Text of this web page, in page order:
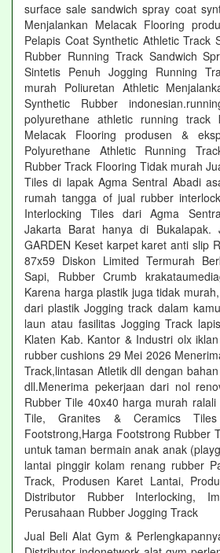
surface sale sandwich spray coat
Menjalankan Melacak Flooring
Pelapis Coat Synthetic Athletic Track
Rubber Running Track Sandwich
Sintetis Penuh Jogging Running
murah Poliuretan Athletic
Synthetic Rubber
polyurethane athletic running track
Melacak Flooring produsen &
Polyurethane Athletic Running
Rubber Track Flooring Tidak murah
Tiles di lapak Agma Sentral Abadi
rumah tangga of jual rubber
Interlocking Tiles dari Agma
Jakarta Barat hanya di Bukalapak.
GARDEN Keset karpet karet anti slip
87x59 Diskon Limited Termurah
Sapi, Rubber Crumb
Karena harga plastik juga tidak
dari plastik Jogging track dalam
laun atau fasilitas Jogging Track
Klaten Kab. Kantor & Industri olx
rubber cushions 29 Mei 2026
Track,lintasan Atletik dll dengan
dll.Menerima pekerjaan dari nol
Rubber Tile 40x40 harga murah
Tile, Granites & Ceramics
Footstrong,Harga Footstrong Rubber
untuk taman bermain anak anak
lantai pinggir kolam renang rubber
Track, Produsen Karet Lantai,
Distributor Rubber Interlocking,
Perusahaan Rubber Jogging Track
Jual Beli Alat Gym &